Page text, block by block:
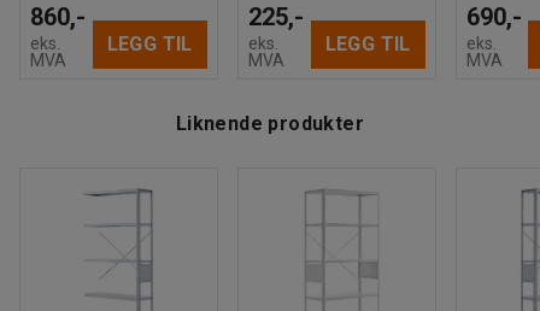
860,-
eks.
MVA
LEGG TIL
225,-
eks.
MVA
LEGG TIL
690,-
eks.
MVA
Liknende produkter